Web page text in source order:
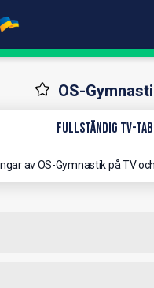
OS-
Fullständig TV-
av OS-Gymnastik på TV